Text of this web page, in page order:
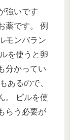
強いです
薬です。 例
モンバラン
を使うと卵
分かってい
あるので、
。 ピルを使
らう必要が